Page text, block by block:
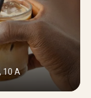
10 A